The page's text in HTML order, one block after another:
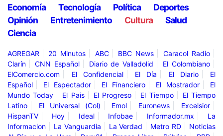
Economía
Tecnología Política
Deportes
Opinión
Entretenimiento Cultura
Salud
Ciencia
AGREGAR 20 Minutos ABC BBC News
Caracol Radio
Clarín
CNN Español Diario de Valladolid
El Colombiano
ElComercio.com
El Confidencial El Día El Diario
El
Español
El Espectador El Financiero El Mostrador
El
Mundo Today
El Pais El Progreso El Tiempo
El Tiempo
Latino
El Universal (Col) Emol Euronews
Excelsior
HispanTV
Hoy Ideal Infobae Informador.mx
La
Informacion
La Vanguardia La Verdad Metro RD
Noticias